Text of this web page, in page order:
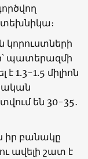
տեխնիկա։
կորուստների
պատերազմի
1.3-1.5 միլիոն
են 30-35․
իր բանակը
ավելի շատ է